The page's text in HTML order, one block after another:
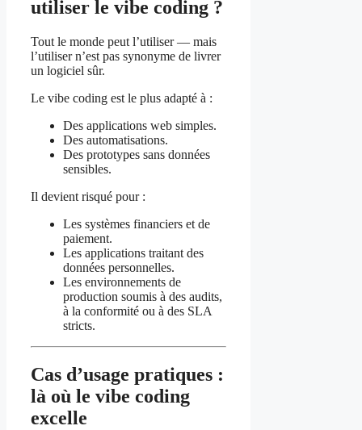
utiliser le vibe coding ?
Tout le monde peut l’utiliser — mais
l’utiliser n’est pas synonyme de livrer
un logiciel sûr.
Le vibe coding est le plus adapté à :
Des applications web simples.
Des automatisations.
Des prototypes sans données
sensibles.
Il devient risqué pour :
Les systèmes financiers et de
paiement.
Les applications traitant des
données personnelles.
Les environnements de
production soumis à des audits,
à la conformité ou à des SLA
stricts.
Cas d’usage pratiques :
là où le vibe coding
excelle